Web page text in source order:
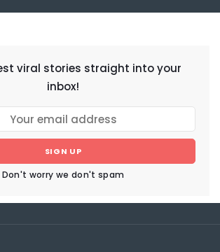
viral stories straight into your
inbox!
SIGN UP
Don't worry we don't spam